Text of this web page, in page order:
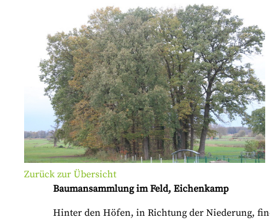
Zurück zur Übersicht
Baumansammlung im Feld, Eichenkamp
Hinter den Höfen, in Richtung der Niederung,